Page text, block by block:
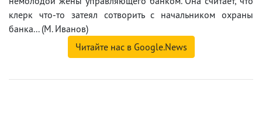
клерк что-то затеял сотворить с начальником охраны
банка... (М. Иванов)
Читайте нас в Google.News